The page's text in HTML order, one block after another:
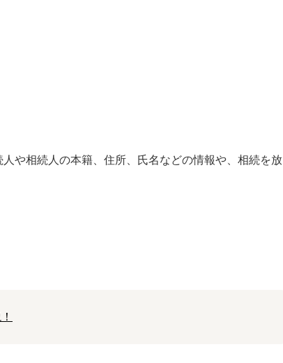
や相続人の本籍、住所、氏名などの情報や、相続を放